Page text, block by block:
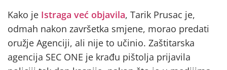
Kako je Istraga već objavila, Tarik Prusac je,
odmah nakon završetka smjene, morao predati
oružje Agenciji, ali nije to učinio. Zaštitarska
agencija SEC ONE je krađu pištolja prijavila